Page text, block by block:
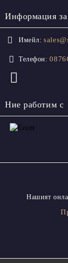
Информация за
Имейл:
Телефон:
Ние работим с
Нашият